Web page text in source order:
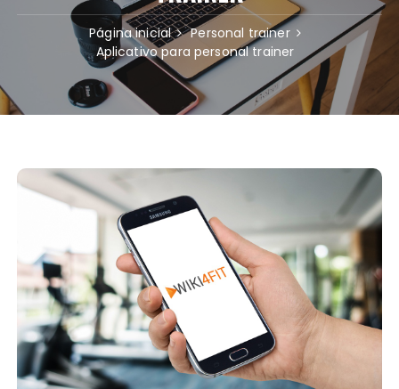
Página inicial
Personal trainer
Aplicativo para personal trainer